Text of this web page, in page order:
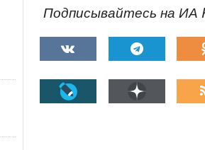
Подписывайтесь на ИА